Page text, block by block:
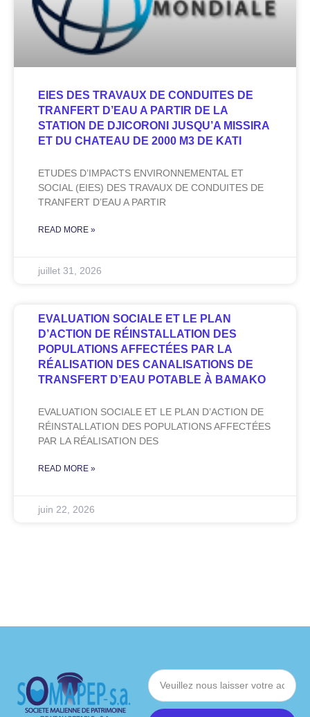
EIES DES TRAVAUX DE CONDUITES DE
TRANFERT D’EAU A PARTIR DE LA
STATION DE DJICORONI JUSQU’A MISSIRA
ET DU CHATEAU DE 2000 M3 DE KATI
ETUDES D’IMPACTS ENVIRONNEMENTAL ET
SOCIAL (EIES) DES TRAVAUX DE CONDUITES DE
TRANFERT D’EAU A PARTIR
READ MORE »
juillet 31, 2026
EVALUATION SOCIALE ET LE PLAN
D’ACTION DE RÉINSTALLATION DES
POPULATIONS AFFECTÉES PAR LA
RÉALISATION DES CANALISATIONS DE
TRANSFERT D’EAU POTABLE À BAMAKO
EVALUATION SOCIALE ET LE PLAN D’ACTION DE
RÉINSTALLATION DES POPULATIONS AFFECTÉES
PAR LA RÉALISATION DES
READ MORE »
juin 22, 2026